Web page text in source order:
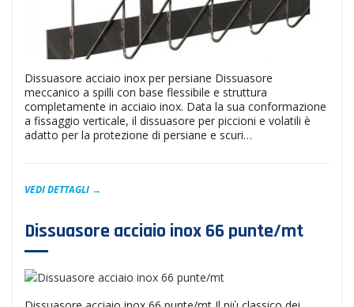
Dissuasore acciaio inox per persiane Dissuasore
meccanico a spilli con base flessibile e struttura
completamente in acciaio inox. Data la sua conformazione
a fissaggio verticale, il dissuasore per piccioni e volatili è
adatto per la protezione di persiane e scuri…
VEDI DETTAGLI →
Dissuasore acciaio inox 66 punte/mt